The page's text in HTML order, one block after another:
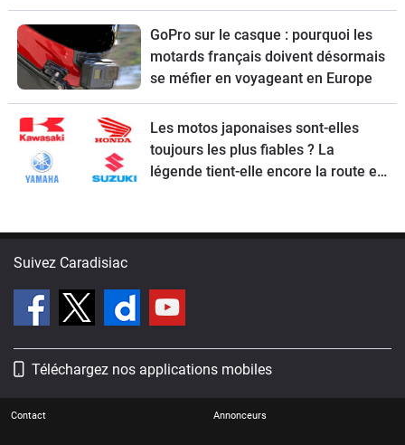
GoPro sur le casque : pourquoi les
motards français doivent désormais
se méfier en voyageant en Europe
Les motos japonaises sont-elles
toujours les plus fiables ? La
légende tient-elle encore la route en
Suivez Caradisiac
Téléchargez nos applications mobiles
Contact Annonceurs